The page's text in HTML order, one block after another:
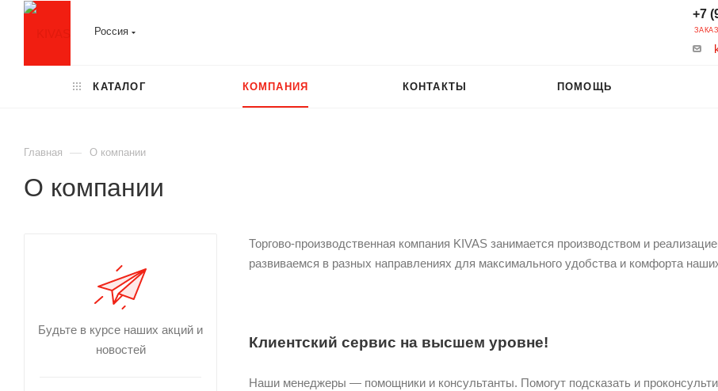
Россия
+7
КАТАЛОГ КОМПАНИЯ КОНТАКТЫ ПОМОЩЬ
Главная — О компании
О компании
Торгово-производственная компания KIVAS занимается производством и
развиваемся в разных направлениях для максимального удобства и комфорта
Клиентский сервис на высшем уровне!
Наши менеджеры — помощники и консультанты. Помогут подсказать и
Будьте в курсе наших акций и
новостей